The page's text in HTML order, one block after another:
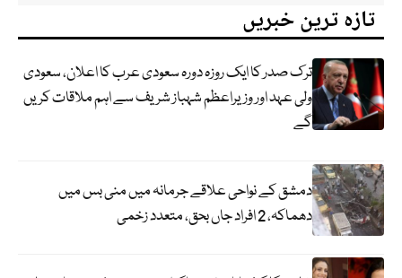
تازہ ترین خبریں
ترک صدر کا ایک روزہ دورہ سعودی عرب کا اعلان، سعودی
ولی عہد اور وزیراعظم شہباز شریف سے اہم ملاقات کریں
گے
دمشق کے نواحی علاقے جرمانہ میں منی بس میں
دھماکہ، 2 افراد جاں بحق، متعدد زخمی